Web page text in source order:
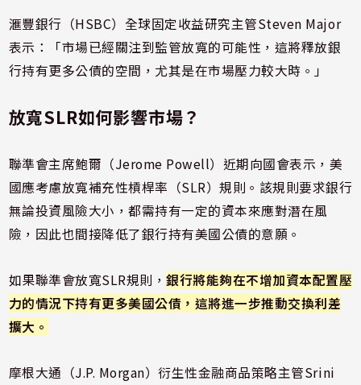
滙豐銀行（HSBC）全球固定收益研究主管Steven Major
表示：「市場已經關注到監管放寬的可能性，這將釋放銀
行持有更多公債的空間，尤其是在市場壓力較大時。」
放寬SLR如何影響市場？
聯準會主席鮑爾（Jerome Powell）近期向國會表示，美
國應考慮放寬補充性槓桿率（SLR）規則。該規則要求銀行
無論投資風險大小，都需持有一定的資本來應對潛在風
險，因此也間接降低了銀行持有美國公債的意願。
如果聯準會放寬SLR規則，銀行將能夠在不增加資本配置壓
力的情況下持有更多美國公債，這將進一步推動交換利差
擴大。
摩根大通（J.P. Morgan）衍生性金融商品策略主管Srini